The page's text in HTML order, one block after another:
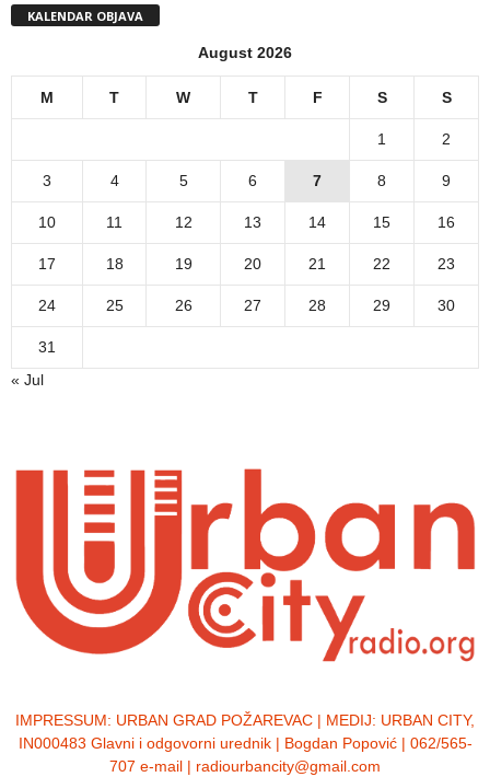
KALENDAR OBJAVA
August 2026
M T W T F S S
1 2
3 4 5 6 7 8 9
10 11 12 13 14 15 16
17 18 19 20 21 22 23
24 25 26 27 28 29 30
31
« Jul
IMPRESSUM: URBAN GRAD POŽAREVAC | MEDIJ: URBAN CITY,
IN000483 Glavni i odgovorni urednik | Bogdan Popović | 062/565-
707 e-mail | radiourbancity@gmail.com